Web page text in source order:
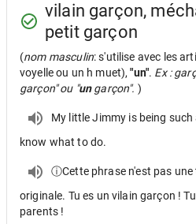
vilain garçon,
petit garçon
(nom masculin: s'utilise avec les
voyelle ou un h muet),"un". Ex :
garçon" ou "ungarçon". )
My little Jimmy is being
know what to do.
ⓘCette phrase n'est pas
originale. Tu es un vilain garçon !
parents !